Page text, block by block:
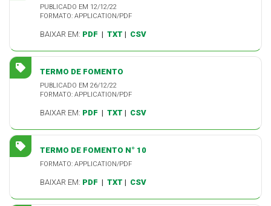
PUBLICADO EM 12/12/22
FORMATO: APPLICATION/PDF
BAIXAR EM: PDF | TXT | CSV
TERMO DE FOMENTO
PUBLICADO EM 26/12/22
FORMATO: APPLICATION/PDF
BAIXAR EM: PDF | TXT | CSV
TERMO DE FOMENTO N° 10
FORMATO: APPLICATION/PDF
BAIXAR EM: PDF | TXT | CSV